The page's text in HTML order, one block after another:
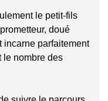
le petit-fils
doué
incarne parfaitement
le nombre des